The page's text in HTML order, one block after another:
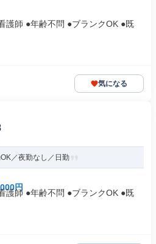
護師 ●年齢不問 ●ブランクOK ●既
気になる
／夜勤なし／日勤
円
護師 ●年齢不問 ●ブランクOK ●既